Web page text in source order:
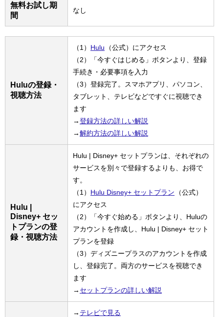
無料お試し期
間
なし
Huluの登録・
視聴方法
（1） Hulu
（公式）にアクセス
（2）「今すぐはじめる」ボタンより、登録
手続き・必要事項を入力
（3）登録完了。スマホアプリ、パソコン、
タブレット、テレビなどですぐに視聴でき
ます
→登録方法の詳しい解説
→解約方法の詳しい解説
Hulu |
Disney+ セッ
トプランの登
録・視聴方法
Hulu | Disney+ セットプランは、それぞれの
サービスを別々で登録するよりも、お得で
す。
（1） Hulu Disney+ セットプラン
（公式）
にアクセス
（2）「今すぐ始める」ボタンより、Huluの
アカウントを作成し、Hulu | Disney+ セット
プランを登録
（3）ディズニープラスのアカウントを作成
し、登録完了。両方のサービスを視聴でき
ます
→ セットプランの詳しい解説
→ テレビで見る